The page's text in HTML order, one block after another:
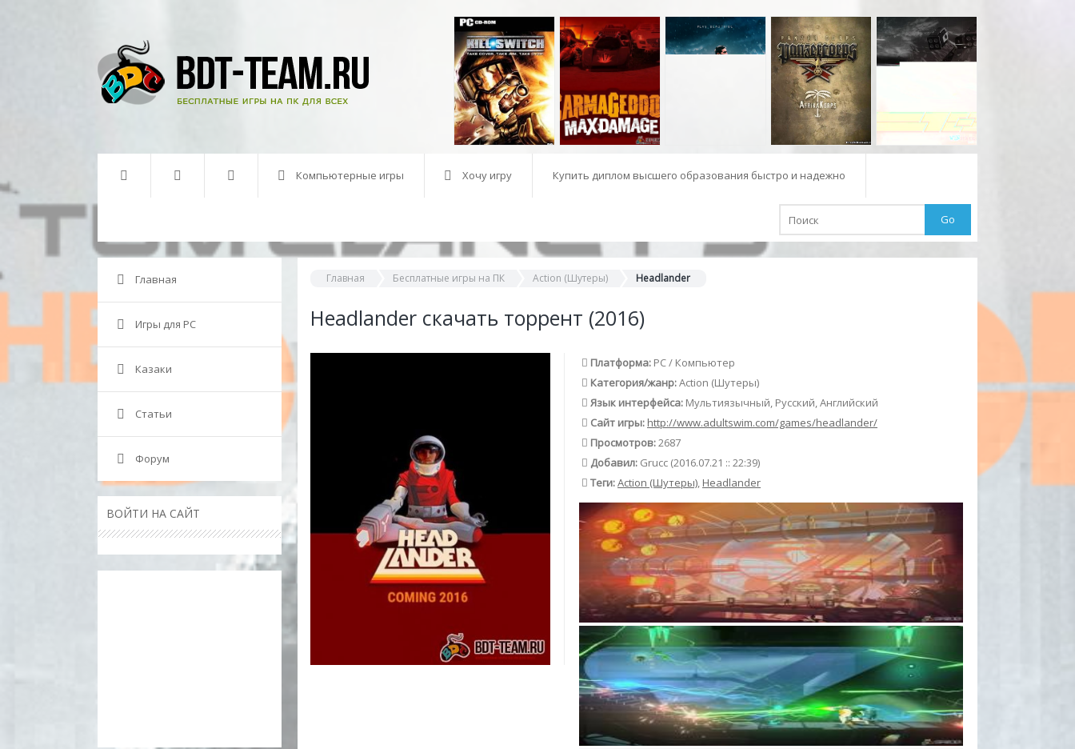
Компьютерные игры Хочу игру Купить диплом высшего образования быстро и надежно
Go
Главная Бесплатные игры на ПК Action (Шутеры) Headlander
Headlander скачать торрент (2016)
Платформа: PC / Компьютер
Категория/жанр:Action (Шутеры)
Язык интерфейса: Мультиязычный, Русский, Английский
Сайт игры: http://www.adultswim.com/games/headlander/
Просмотров:2687
Добавил: Grucc (2016.07.21 :: 22:39)
Теги:Action (Шутеры), Headlander
Главная
Игры для PC
Казаки
Статьи
Форум
ВОЙТИ НА САЙТ